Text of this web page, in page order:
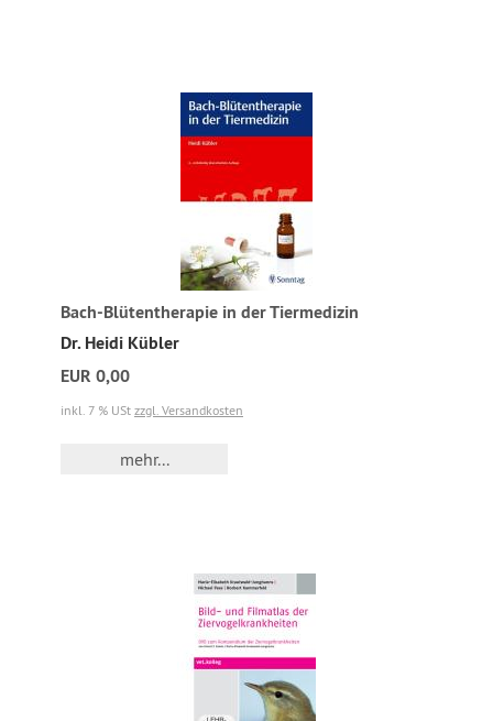
Bach-Blütentherapie in der Tiermedizin
Dr. Heidi Kübler
EUR 0,00
inkl. 7 % USt zzgl. Versandkosten
mehr...